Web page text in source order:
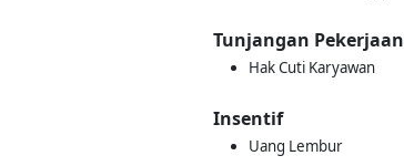
Tunjangan Pekerjaan
Hak Cuti Karyawan
Insentif
Uang Lembur